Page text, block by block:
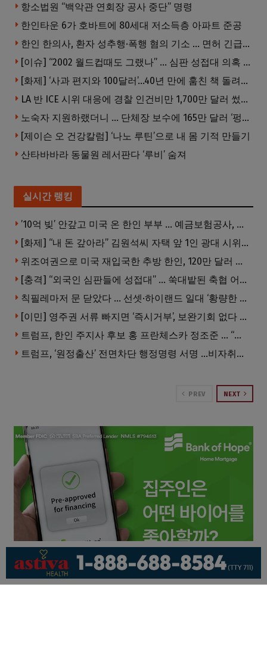
항소법원 “백악관 연회장 공사 중단” 명령
한인타운 6가 호바트에 80세대 저소득층 아파트 준공
한인 한의사, 환자 성추행·폭행 혐의 기소 … 면허 긴급정지
[이슈] “2002 월드컵때도 그랬나” … 심판 성접대 의혹 해외로 일파만파, 4강 신화까지 불똥
[화제] ‘사과 편지와 100달러’…40년 만에 훔친 책 돌려준 절도범
LA 반 ICE 시위 대응에 경찰 인건비만 1,700만 달러 썼다.
노숙자 지원하랬더니 … 단체장 보수에 165만 달러 ‘펑펑’
[제이슨 오 건강칼럼] ‘나노 루틴’으로 내 몸 기적 만들기
산타바바라 동물원 레서판다 ‘루비’ 숨져
실시간 랭킹
’10억 빚’ 안갚고 미국 온 한인 부부 … 예금보험공사, 미국서 소송
[화제] “내 돈 갚아라” 김원석씨 자택 앞 1인 광대 시위 … 한인 투자사, “108만 달러 못받아”
위조여권으로 미국 재입국한 추방 한인, 120만 달러 은행 사기 행각
[충격] “외국인 심판들에 성접대” … 쑥대밭된 축협 어디까지 추락하나
칙필레마저 문 닫았다 … 선셋·하이랜드 일대 ‘황량한 거리’로
[이민] 영주권 서류 빠지면 ‘즉시거부’, 보완기회 없다 … 이민심사 8월부터 확 바뀐다
트럼프, 한인 주지사 후보 홍 프란체스카 정조준 … “미치광이다”
트럼프, ‘원정출산’ 전면차단 행정명령 서명 …비자취소·입국금지·추방까지
PREV NEXT